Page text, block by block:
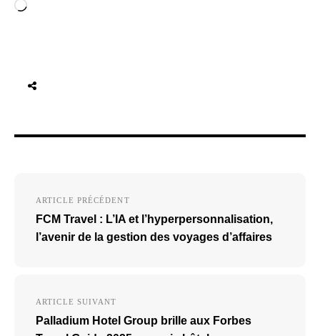
Chargement…
l’article
ARTICLE PRÉCÉDENT
FCM Travel : L’IA et l’hyperpersonnalisation,
l’avenir de la gestion des voyages d’affaires
ARTICLE SUIVANT
Palladium Hotel Group brille aux Forbes